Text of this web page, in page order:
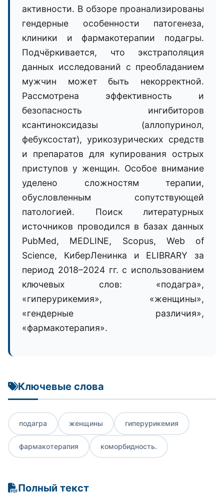
активности. В обзоре проанализированы
гендерные особенности патогенеза,
клиники и фармакотерапии подагры.
Подчёркивается, что экстраполяция
данных исследований с преобладанием
мужчин может быть некорректной.
Рассмотрена эффективность и
безопасность ингибиторов
ксантиноксидазы (аллопуринол,
фебуксостат), урикозурических средств
и препаратов для купирования острых
приступов у женщин. Особое внимание
уделено сложностям терапии,
обусловленным сопутствующей
патологией. Поиск литературных
источников проводился в базах данных
PubMed, MEDLINE, Scopus, Web of
Science, КиберЛенинка и ELIBRARY за
период 2018–2024 гг. с использованием
ключевых слов: «подагра»,
«гиперурикемия», «женщины»,
«гендерные различия»,
«фармакотерапия».
Ключевые слова
подагра женщины гиперурикемия
фармакотерапия коморбидность.
Полный текст